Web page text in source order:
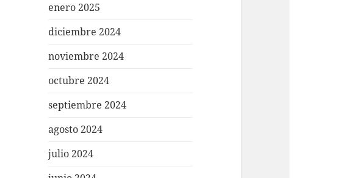
enero 2025
diciembre 2024
noviembre 2024
octubre 2024
septiembre 2024
agosto 2024
julio 2024